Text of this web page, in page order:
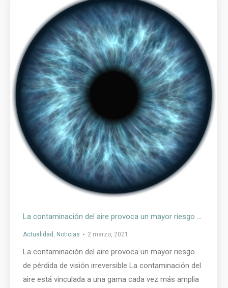
La contaminación del aire provoca un mayor riesgo de pérdida de visión irreversible
Actualidad , Noticias 2 marzo, 2021
La contaminación del aire provoca un mayor riesgo
de pérdida de visión irreversible La contaminación del
aire está vinculada a una gama cada vez más amplia